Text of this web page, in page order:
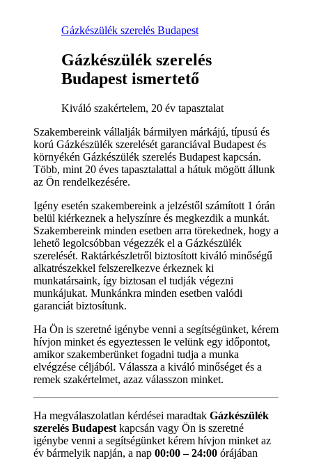
Gázkészülék szerelés Budapest
Gázkészülék szerelés
Budapest ismertető
Kiváló szakértelem, 20 év tapasztalat
Szakembereink vállalják bármilyen márkájú, típusú és
korú Gázkészülék szerelését garanciával Budapest és
környékén Gázkészülék szerelés Budapest kapcsán.
Több, mint 20 éves tapasztalattal a hátuk mögött állunk
az Ön rendelkezésére.
Igény esetén szakembereink a jelzéstől számított 1 órán
belül kiérkeznek a helyszínre és megkezdik a munkát.
Szakembereink minden esetben arra törekednek, hogy a
lehető legolcsóbban végezzék el a Gázkészülék
szerelését. Raktárkészletről biztosított kiváló minőségű
alkatrészekkel felszerelkezve érkeznek ki
munkatársaink, így biztosan el tudják végezni
munkájukat. Munkánkra minden esetben valódi
garanciát biztosítunk.
Ha Ön is szeretné igénybe venni a segítségünket, kérem
hívjon minket és egyeztessen le velünk egy időpontot,
amikor szakemberünket fogadni tudja a munka
elvégzése céljából. Válassza a kiváló minőséget és a
remek szakértelmet, azaz válasszon minket.
Ha megválaszolatlan kérdései maradtak Gázkészülék
szerelés Budapest kapcsán vagy Ön is szeretné
igénybe venni a segítségünket kérem hívjon minket az
év bármelyik napján, a nap 00:00 – 24:00 órájában